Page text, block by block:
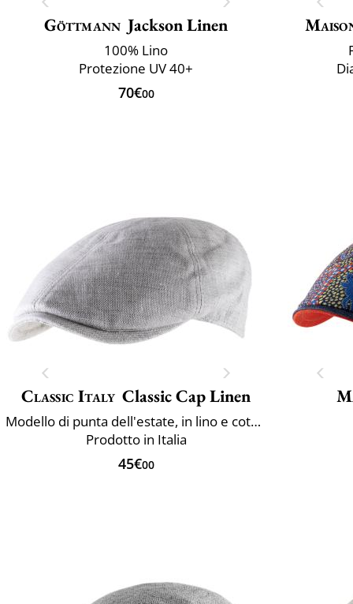
Göttmann Jackson Linen
100% Lino
Protezione UV 40+
70€00
Classic Italy Classic Cap Linen
Modello di punta dell'estate, in lino e cotone
Prodotto in Italia
45€00